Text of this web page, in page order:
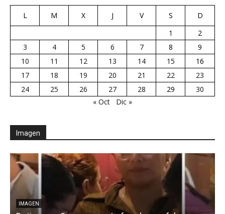
L M X J V S
D
1
2
3
4 5 6 7 8
9
10
11 12 13 14 15
16
17
18 19 20 21 22
23
24
25 26 27 28 29
30
« Oct
Dic »
Imagen
IMAGEN